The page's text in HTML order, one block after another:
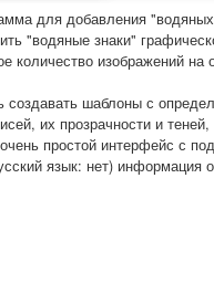
для добавления
"водяные знаки"
количество изображений на
создавать шаблоны с
их прозрачности и
простой интерфейс с
язык: нет) информация